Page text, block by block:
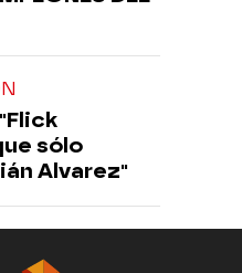
sólo
Alvarez"